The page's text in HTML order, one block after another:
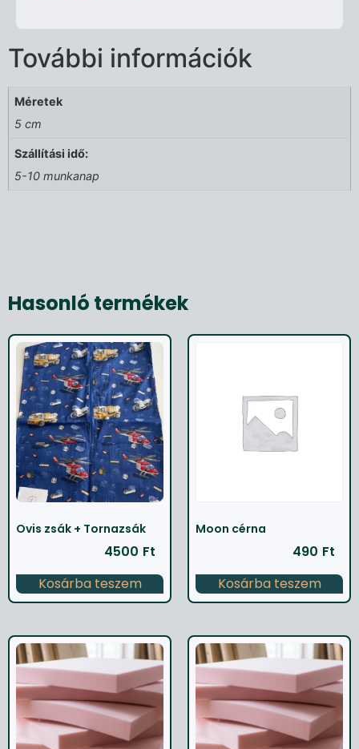
További információk
Méretek
5 cm
Szállítási idő:
5-10 munkanap
Hasonló termékek
Ovis zsák + Tornazsák
4500 Ft
Kosárba teszem
Moon cérna
490 Ft
Kosárba teszem